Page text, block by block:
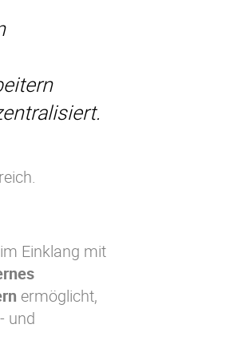
Einklang mit
ermöglicht,
und